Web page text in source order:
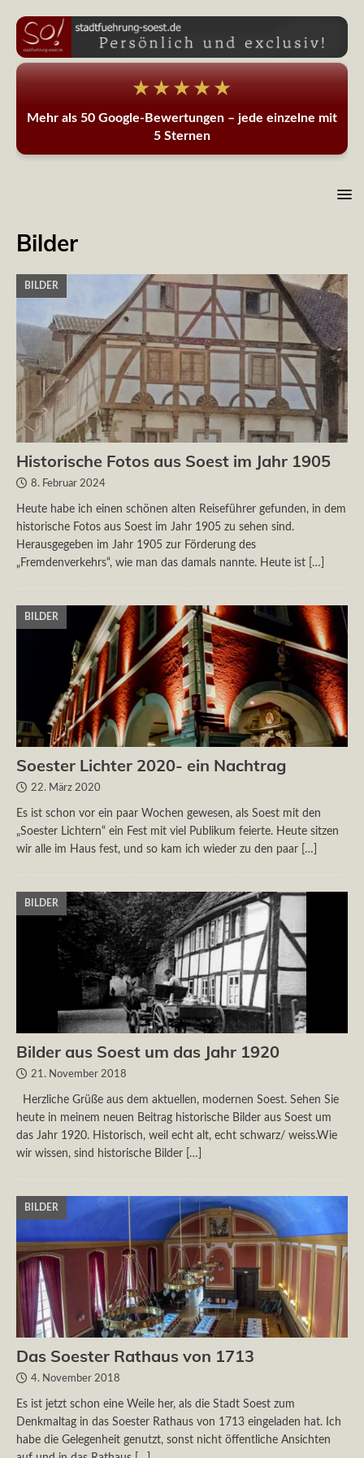
★★★★★
Mehr als 50 Google-Bewertungen – jede einzelne mit
5 Sternen
Bilder
BILDER
Historische Fotos aus Soest im Jahr 1905
8. Februar 2024
Heute habe ich einen schönen alten Reiseführer gefunden, in dem
historische Fotos aus Soest im Jahr 1905 zu sehen sind.
Herausgegeben im Jahr 1905 zur Förderung des
„Fremdenverkehrs“, wie man das damals nannte. Heute ist
[…]
BILDER
Soester Lichter 2020- ein Nachtrag
22. März 2020
Es ist schon vor ein paar Wochen gewesen, als Soest mit den
„Soester Lichtern“ ein Fest mit viel Publikum feierte. Heute sitzen
wir alle im Haus fest, und so kam ich wieder zu den paar
[…]
BILDER
Bilder aus Soest um das Jahr 1920
21. November 2018
Herzliche Grüße aus dem aktuellen, modernen Soest. Sehen Sie
heute in meinem neuen Beitrag historische Bilder aus Soest um
das Jahr 1920. Historisch, weil echt alt, echt schwarz/ weiss.Wie
wir wissen, sind historische Bilder
[…]
BILDER
Das Soester Rathaus von 1713
4. November 2018
Es ist jetzt schon eine Weile her, als die Stadt Soest zum
Denkmaltag in das Soester Rathaus von 1713 eingeladen hat. Ich
habe die Gelegenheit genutzt, sonst nicht öffentliche Ansichten